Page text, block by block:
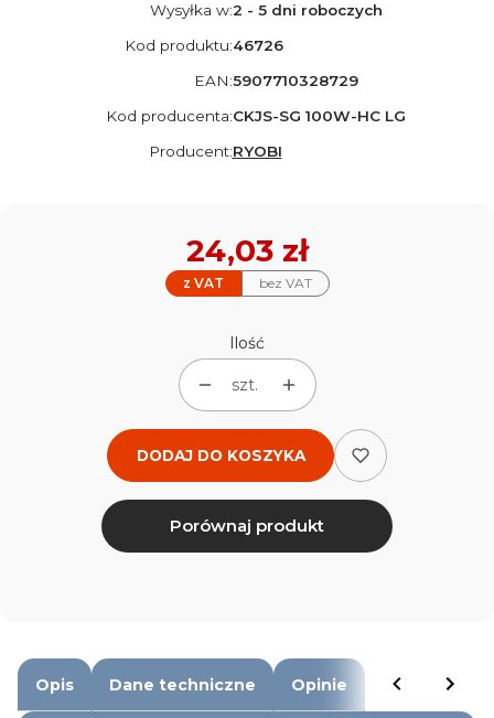
Wysyłka w:2 - 5 dni roboczych
Kod produktu:46726
EAN:5907710328729
Kod producenta:CKJS-SG 100W-HC LG
Producent:RYOBI
z VAT bez VAT
Cena
24,03 zł
Ilość
szt.
DODAJ DO KOSZYKA
Porównaj produkt
Opis Dane techniczne Opinie